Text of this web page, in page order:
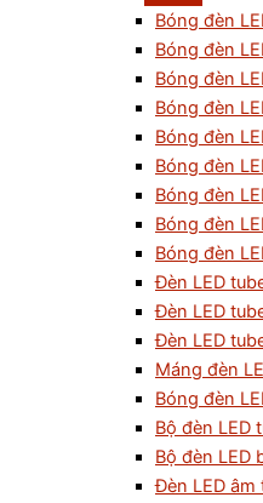
Bóng đèn
Bóng đèn
Bóng đèn
Bóng đèn
Bóng đèn
Bóng đèn
Bóng đèn
Bóng đèn
Bóng đèn
Đèn LED
Đèn LED
Đèn LED
Máng đèn
Bóng đèn
Bộ đèn LED
Bộ đèn LED
Đèn LED